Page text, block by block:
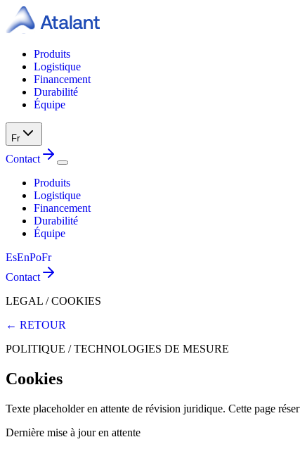
Produits
Logistique
Financement
Durabilité
Équipe
Fr
Contact
Produits
Logistique
Financement
Durabilité
Équipe
EsEnPoFr
Contact
LEGAL / COOKIES
← RETOUR
POLITIQUE / TECHNOLOGIES DE MESURE
Cookies
Texte placeholder en attente de révision juridique. Cette page
Dernière mise à jour en attente